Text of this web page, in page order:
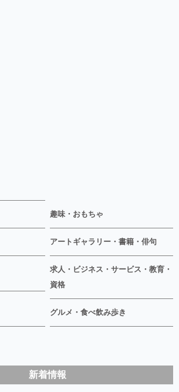
趣味・おもちゃ
アートギャラリー・書籍・俳句
求人・ビジネス・サービス・教育・
資格
グルメ・食べ飲み歩き
新着情報